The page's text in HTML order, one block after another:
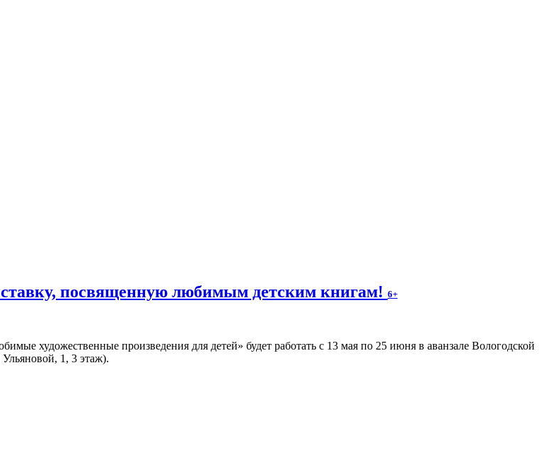
посвященную любимым детским книгам! 6+
художественные произведения для детей» будет работать с 13 мая по 25 июня в аванзале Вологодской
1, 3 этаж).